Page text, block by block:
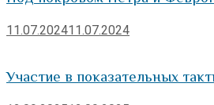
11.07.202411.07.2024
Участие в показательных